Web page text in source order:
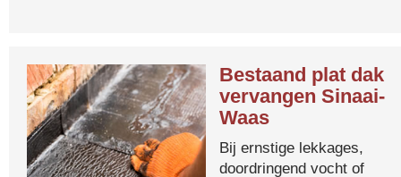
Bestaand plat dak
vervangen Sinaai-
Waas
Bij ernstige lekkages,
doordringend vocht of